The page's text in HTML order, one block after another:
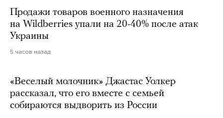
Продажи товаров военного назначения
на Wildberries упали на 20-40% после атак
Украины
5 часов назад
«Веселый молочник» Джастас Уолкер
рассказал, что его вместе с семьей
собираются выдворить из России